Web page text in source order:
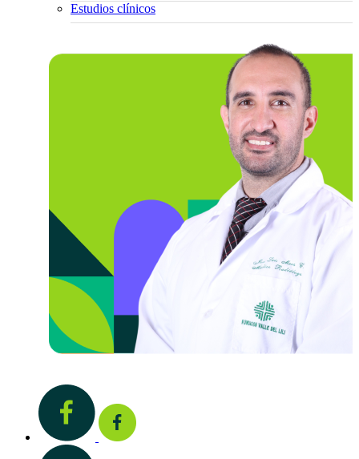
Estudios clínicos